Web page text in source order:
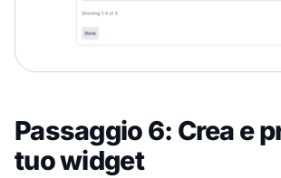
Passaggio 6: Crea e
tuo widget